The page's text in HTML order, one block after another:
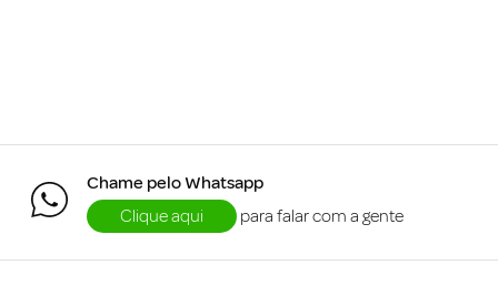
Chame pelo Whatsapp
Clique aqui
para falar com a gente